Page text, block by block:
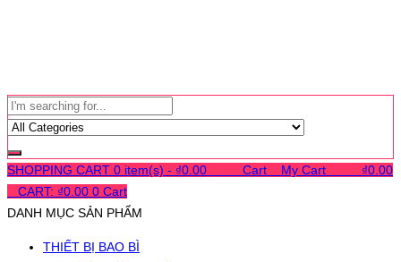
SHOPPING CART 0 item(s) - ₫0.00 Cart My Cart ₫0.00
CART: ₫0.00 0 Cart
DANH MỤC SẢN PHẨM
THIẾT BỊ BAO BÌ